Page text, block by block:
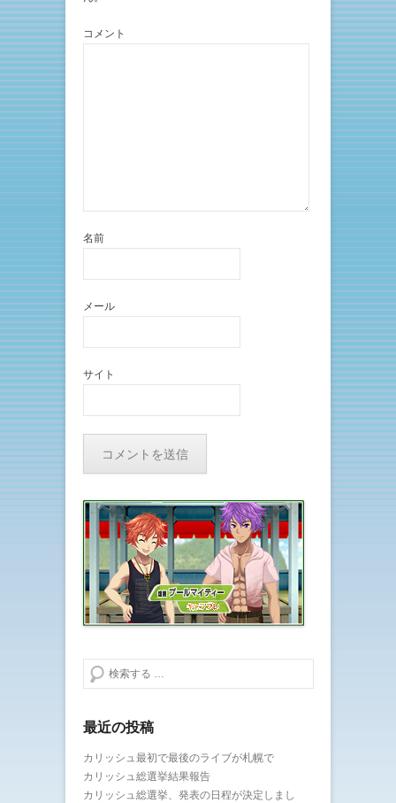
コメント
名前
メール
サイト
検索する
最近の投稿
カリッシュ最初で最後のライブが札幌で
カリッシュ総選挙結果報告
カリッシュ総選挙、発表の日程が決定しまし